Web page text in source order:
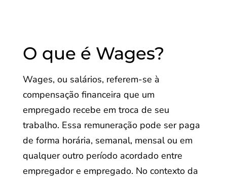
O que é Wages?
Wages, ou salários, referem-se à
compensação financeira que um
empregado recebe em troca de seu
trabalho. Essa remuneração pode ser paga
de forma horária, semanal, mensal ou em
qualquer outro período acordado entre
empregador e empregado. No contexto da